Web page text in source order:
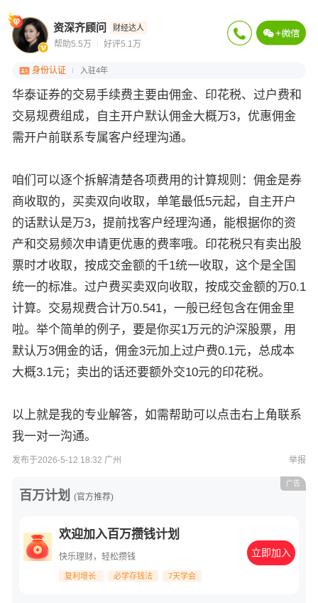
资深齐顾问 财经达人
帮助5.5万 好评5.1万
身份认证 入驻4年
华泰证券的交易手续费主要由佣金、印花税、过户费和
交易规费组成，自主开户默认佣金大概万3，优惠佣金
需开户前联系专属客户经理沟通。
咱们可以逐个拆解清楚各项费用的计算规则：佣金是券
商收取的，买卖双向收取，单笔最低5元起，自主开户
的话默认是万3，提前找客户经理沟通，能根据你的资
产和交易频次申请更优惠的费率哦。印花税只有卖出股
票时才收取，按成交金额的千1统一收取，这个是全国
统一的标准。过户费买卖双向收取，按成交金额的万0.1
计算。交易规费合计万0.541，一般已经包含在佣金里
啦。举个简单的例子，要是你买1万元的沪深股票，用
默认万3佣金的话，佣金3元加上过户费0.1元，总成本
大概3.1元；卖出的话还要额外交10元的印花税。
以上就是我的专业解答，如需帮助可以点击右上角联系
我一对一沟通。
发布于2026-5-12 18:32 广州 举报
百万计划 (官方推荐)
欢迎加入百万攒钱计划
快乐理财，轻松攒钱
复利增长 必学存钱法 7天学会
立即加入
广告